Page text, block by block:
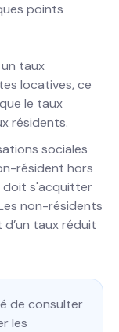
points
taux
locatives, ce
le taux
résidents.
sociales
résident hors
doit s'acquitter
non-résidents
d’un taux réduit
de consulter
les